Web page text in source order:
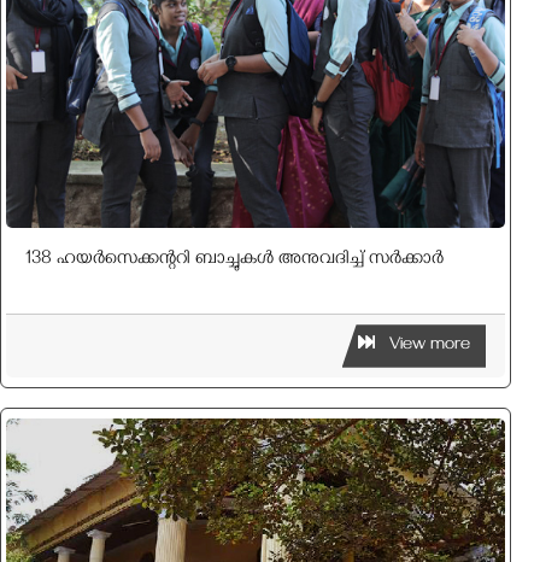
138 ഹയർസെക്കന്ററി ബാച്ചുകൾ അനുവദിച്ച് സർക്കാർ
View more